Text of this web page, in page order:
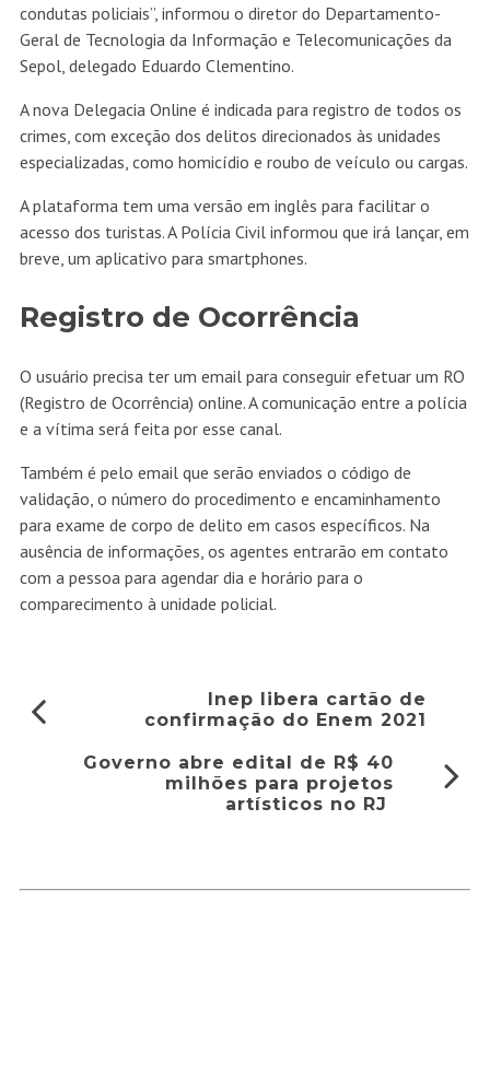
condutas policiais”, informou o diretor do Departamento-
Geral de Tecnologia da Informação e Telecomunicações da
Sepol, delegado Eduardo Clementino.
A nova Delegacia Online é indicada para registro de todos os
crimes, com exceção dos delitos direcionados às unidades
especializadas, como homicídio e roubo de veículo ou cargas.
A plataforma tem uma versão em inglês para facilitar o
acesso dos turistas. A Polícia Civil informou que irá lançar, em
breve, um aplicativo para smartphones.
Registro de Ocorrência
O usuário precisa ter um email para conseguir efetuar um RO
(Registro de Ocorrência) online. A comunicação entre a polícia
e a vítima será feita por esse canal.
Também é pelo email que serão enviados o código de
validação, o número do procedimento e encaminhamento
para exame de corpo de delito em casos específicos. Na
ausência de informações, os agentes entrarão em contato
com a pessoa para agendar dia e horário para o
comparecimento à unidade policial.
Inep libera cartão de
confirmação do Enem 2021
Governo abre edital de R$ 40
milhões para projetos
artísticos no RJ